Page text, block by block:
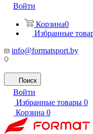
Войти
Корзина0
Избранные
info@formatsport.by
Поиск
Войти
Избранные товары 0
Корзина 0